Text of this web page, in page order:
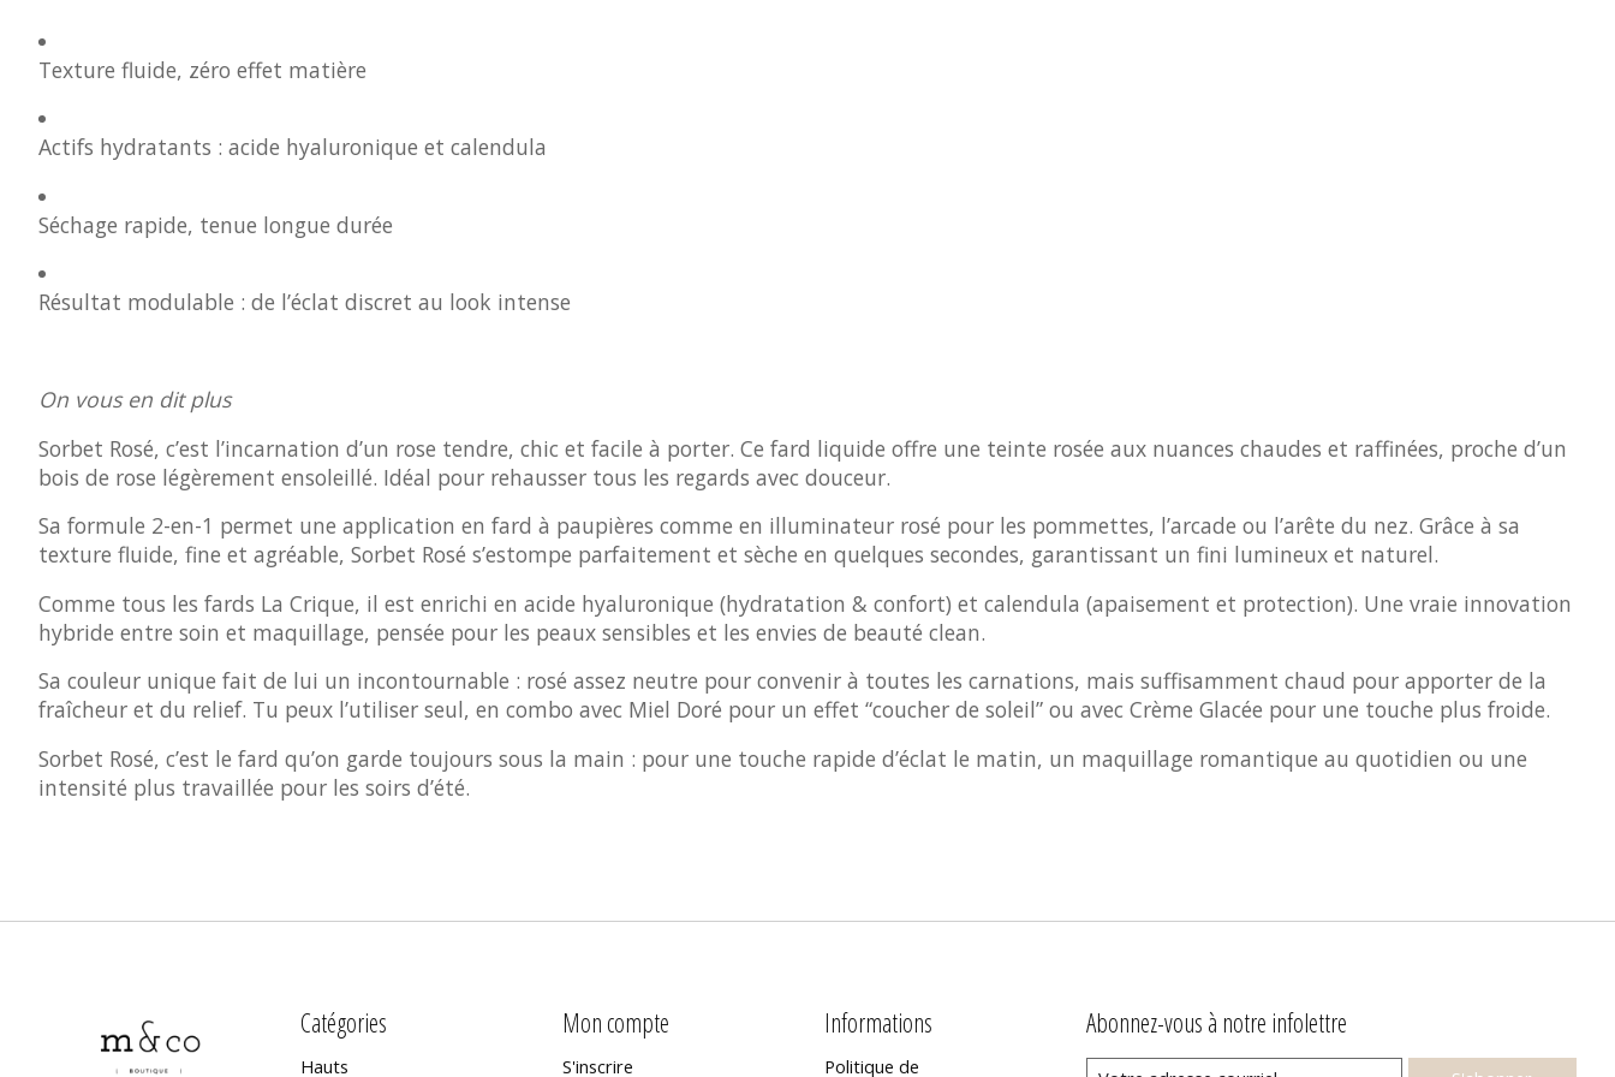
Texture fluide, zéro effet matière
Actifs hydratants : acide hyaluronique et calendula
Séchage rapide, tenue longue durée
Résultat modulable : de l’éclat discret au look intense
On vous en dit plus
Sorbet Rosé, c’est l’incarnation d’un rose tendre, chic et facile à porter. Ce fard liquide offre une teinte rosée aux nuances chaudes et raffinées, proche d’un
bois de rose légèrement ensoleillé. Idéal pour rehausser tous les regards avec douceur.
Sa formule 2-en-1 permet une application en fard à paupières comme en illuminateur rosé pour les pommettes, l’arcade ou l’arête du nez. Grâce à sa
texture fluide, fine et agréable, Sorbet Rosé s’estompe parfaitement et sèche en quelques secondes, garantissant un fini lumineux et naturel.
Comme tous les fards La Crique, il est enrichi en acide hyaluronique (hydratation & confort) et calendula (apaisement et protection). Une vraie innovation
hybride entre soin et maquillage, pensée pour les peaux sensibles et les envies de beauté clean.
Sa couleur unique fait de lui un incontournable : rosé assez neutre pour convenir à toutes les carnations, mais suffisamment chaud pour apporter de la
fraîcheur et du relief. Tu peux l’utiliser seul, en combo avec Miel Doré pour un effet “coucher de soleil” ou avec Crème Glacée pour une touche plus froide.
Sorbet Rosé, c’est le fard qu’on garde toujours sous la main : pour une touche rapide d’éclat le matin, un maquillage romantique au quotidien ou une
intensité plus travaillée pour les soirs d’été.
Catégories
Hauts
Mon compte
S'inscrire
Informations
Politique de
Abonnez-vous à notre infolettre